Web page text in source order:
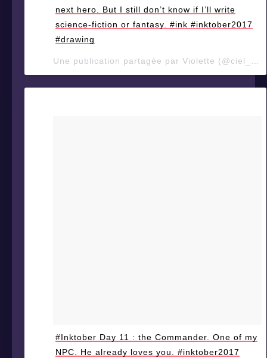
next hero. But I still don’t know if I’ll write
science-fiction or fantasy. #ink #inktober2017
#drawing
#Inktober Day 11 : the Commander. One of my
NPC. He already loves you. #inktober2017